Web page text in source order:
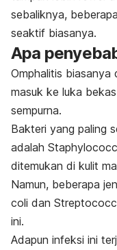
sebaliknya,
seaktif biasanya.
Apa
Omphalitis
masuk ke luka
sempurna.
Bakteri yang paling
adalah
ditemukan di kulit
Namun, beberapa
coli dan
ini.
Adapun infeksi ini